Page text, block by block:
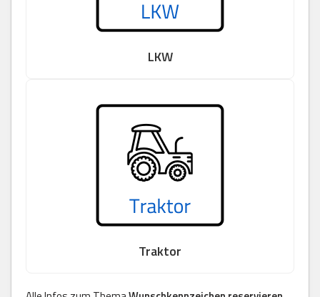
LKW
Traktor